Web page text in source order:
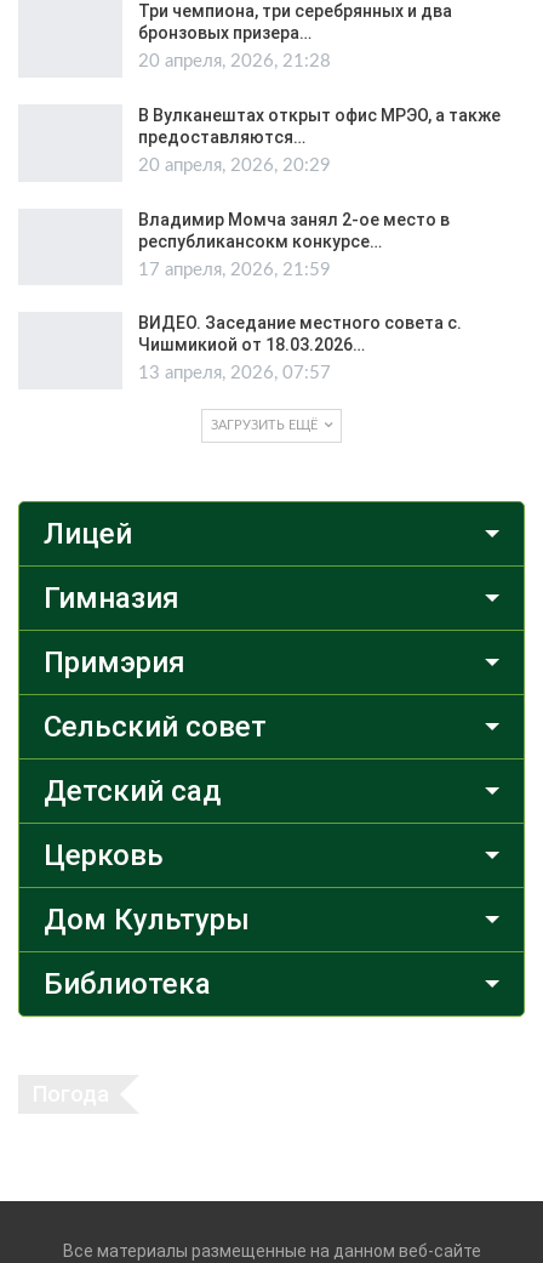
Три чемпиона, три серебрянных и два
бронзовых призера…
20 апреля, 2026, 21:28
В Вулканештах открыт офис МРЭО, а также
предоставляются…
20 апреля, 2026, 20:29
Владимир Момча занял 2-ое место в
республикансокм конкурсе…
17 апреля, 2026, 21:59
ВИДЕО. Заседание местного совета с.
Чишмикиой от 18.03.2026…
13 апреля, 2026, 07:57
ЗАГРУЗИТЬ ЕЩЁ
Лицей
Гимназия
Примэрия
Сельский совет
Детский сад
Церковь
Дом Культуры
Библиотека
Все материалы размещенные на данном веб-сайте